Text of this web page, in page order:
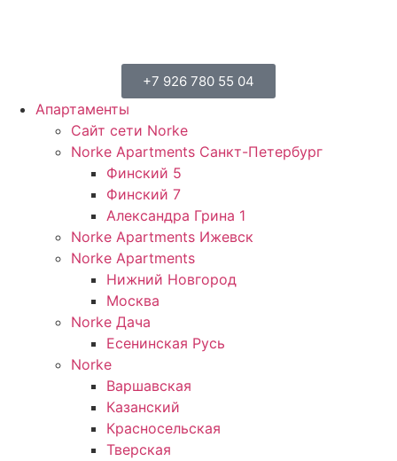
+7 926 780 55 04
Апартаменты
Сайт сети Norke
Norke Apartments Санкт-Петербург
Финский 5
Финский 7
Александра Грина 1
Norke Apartments Ижевск
Norke Apartments
Нижний Новгород
Москва
Norke Дача
Есенинская Русь
Norke
Варшавская
Казанский
Красносельская
Тверская